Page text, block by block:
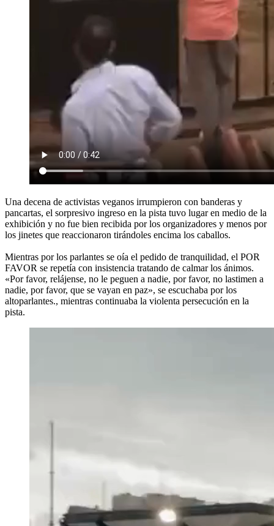
Una decena de activistas veganos irrumpieron con banderas y
pancartas, el sorpresivo ingreso en la pista tuvo lugar en medio de la
exhibición y no fue bien recibida por los organizadores y menos por
los jinetes que reaccionaron tirándoles encima los caballos.
Mientras por los parlantes se oía el pedido de tranquilidad, el POR
FAVOR se repetía con insistencia tratando de calmar los ánimos.
«Por favor, relájense, no le peguen a nadie, por favor, no lastimen a
nadie, por favor, que se vayan en paz», se escuchaba por los
altoparlantes., mientras continuaba la violenta persecución en la
pista.